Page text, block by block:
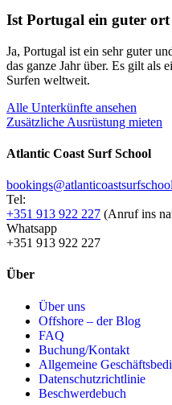
Ist Portugal ein guter ort
Ja, Portugal ist ein sehr guter
das ganze Jahr über. Es gilt als
Surfen weltweit.
Alle Unterkünfte ansehen
Zusätzliche Ausrüstung mieten
Atlantic Coast Surf School
Tel:
+351 913 922 227 (Anruf ins
Whatsapp
+351 913 922 227
Über
Über uns
Offshore – der Blog
FAQ
Buchung/Kontakt
Allgemeine
Datenschutzrichtlinie
Beschwerdebuch